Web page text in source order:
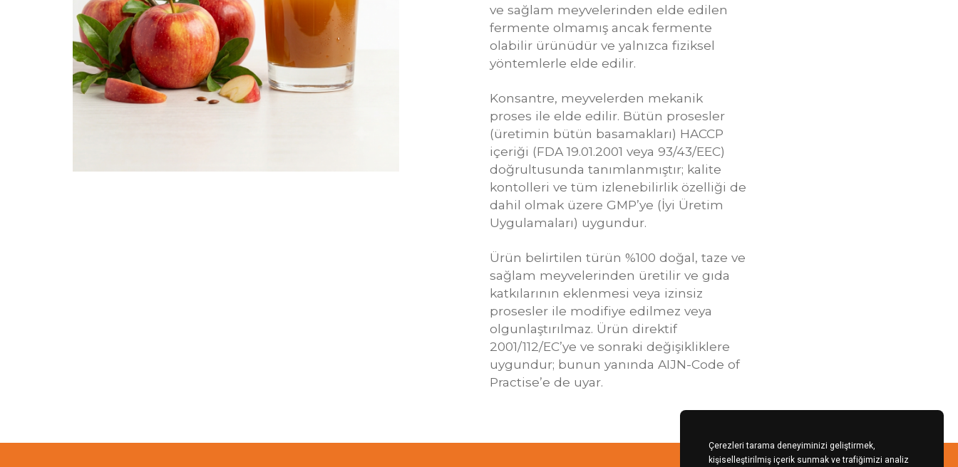
ve sağlam meyvelerinden elde edilen
fermente olmamış ancak fermente
olabilir ürünüdür ve yalnızca fiziksel
yöntemlerle elde edilir.
Konsantre, meyvelerden mekanik
proses ile elde edilir. Bütün prosesler
(üretimin bütün basamakları) HACCP
içeriği (FDA 19.01.2001 veya 93/43/EEC)
doğrultusunda tanımlanmıştır; kalite
kontolleri ve tüm izlenebilirlik özelliği de
dahil olmak üzere GMP’ye (İyi Üretim
Uygulamaları) uygundur.
Ürün belirtilen türün %100 doğal, taze ve
sağlam meyvelerinden üretilir ve gıda
katkılarının eklenmesi veya izinsiz
prosesler ile modifiye edilmez veya
olgunlaştırılmaz. Ürün direktif
2001/112/EC’ye ve sonraki değişikliklere
uygundur; bunun yanında AIJN-Code of
Practise’e de uyar.
Çerezleri tarama deneyiminizi geliştirmek,
kişiselleştirilmiş içerik sunmak ve trafiğimizi analiz